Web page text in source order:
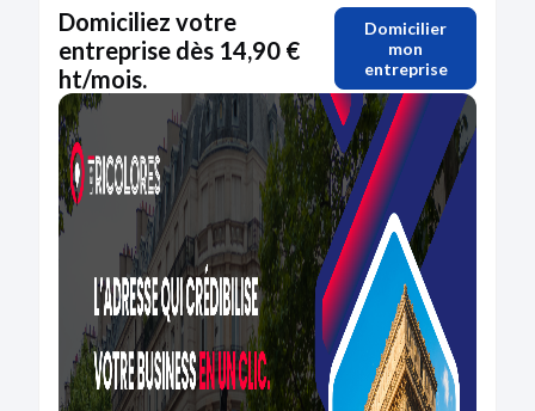
Domiciliez votre
entreprise dès 14,90 €
ht/mois.
Domicilier
mon
entreprise